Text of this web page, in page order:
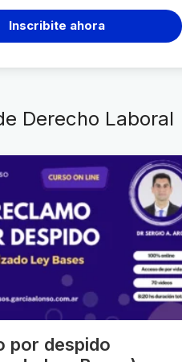
Inscribite ahora
Derecho Laboral
por despido